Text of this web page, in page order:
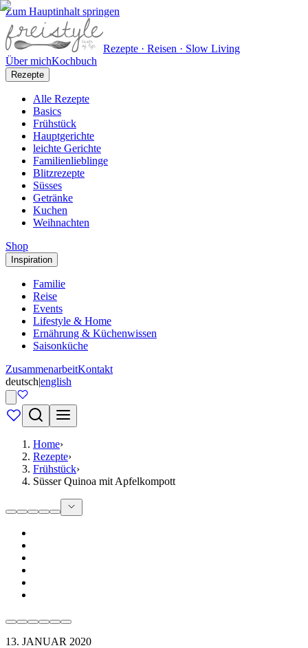
Zum Hauptinhalt springen
Rezepte · Reisen · Slow Living
Über michKochbuch
Rezepte
Alle Rezepte
Basics
Frühstück
Hauptgerichte
leichte Gerichte
Familienlieblinge
Blitzrezepte
Süsses
Getränke
Kuchen
Weihnachten
Shop
Inspiration
Familie
Reise
Events
Lifestyle & Home
Ernährung & Küchenwissen
Saisonküche
ZusammenarbeitKontakt
deutsch|english
Home›
Rezepte›
Frühstück›
Süsser Quinoa mit Apfelkompott
13. JANUAR 2020